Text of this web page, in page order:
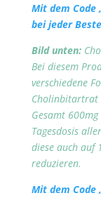
Mit dem Code
bei jeder
Bild unten:
Bei diesem
verschiedene
Cholinbitartrat
Gesamt 600mg
Tagesdosis
diese auch auf
reduzieren.
Mit dem Code